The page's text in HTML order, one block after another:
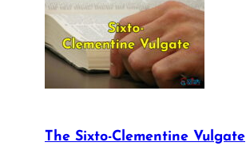
The Sixto-Clementine Vulgate